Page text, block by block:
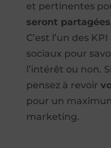
et pertinentes
seront
C’est l’un des
sociaux pour
l’intérêt ou non.
pensez à revoir
pour un
marketing.